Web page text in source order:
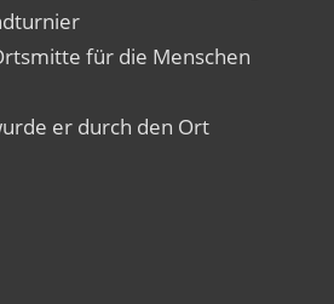
für die Menschen
er durch den Ort